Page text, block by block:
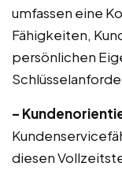
umfassen eine
Fähigkeiten,
persönlichen
–
diesen